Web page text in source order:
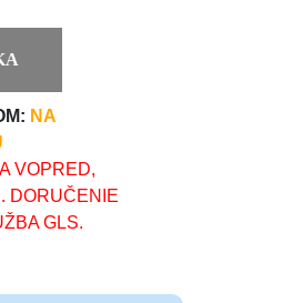
NA
VOPRED,
DORUČENIE
GLS.